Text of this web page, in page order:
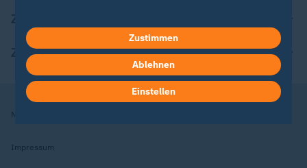
ZDFheute Apps
Nutzungsbedingungen
Impressum
in deinen Einstellungen widerrufen oder ändern.
Hier findest du das Impressum.
Weitere Informationen findest du in unserer
Datenschutzerklärung.
Zustimmen
Ablehnen
Einstellen